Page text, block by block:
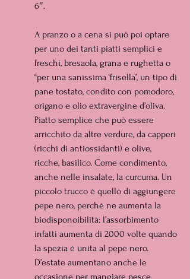
6″.
A pranzo o a cena si può poi optare
per uno dei tanti piatti semplici e
freschi, bresaola, grana e rughetta o
“per una sanissima ‘frisella’, un tipo di
pane tostato, condito con pomodoro,
origano e olio extravergine d’oliva.
Piatto semplice che può essere
arricchito da altre verdure, da capperi
(ricchi di antiossidanti) e olive,
ricche, basilico. Come condimento,
anche nelle insalate, la curcuma. Un
piccolo trucco è quello di aggiungere
pepe nero, perché ne aumenta la
biodisponoibilità: l’assorbimento
infatti aumenta di 2000 volte quando
la spezia è unita al pepe nero.
D’estate aumentano anche le
occasione per mangiare pesce